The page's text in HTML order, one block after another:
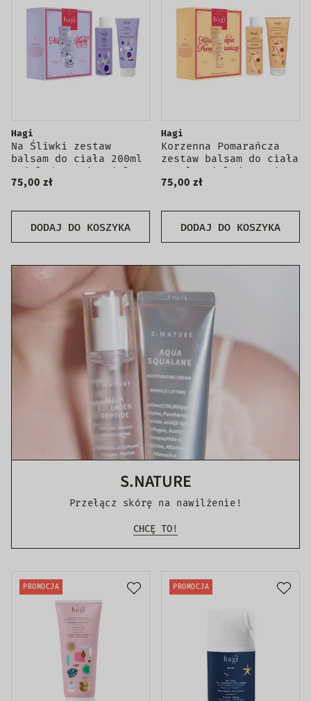
DODAJ DO KOSZYKA
Hagi
Na Śliwki zestaw
balsam do ciała 200ml
+ żel do mycia ciała
300ml
75,00 zł
DODAJ DO KOSZYKA
Hagi
Korzenna Pomarańcza
zestaw balsam do ciała
200ml + żel do mycia
ciała 300ml
75,00 zł
S.NATURE
Przełącz skórę na nawilżenie!
CHCĘ TO!
PROMOCJA PROMOCJA